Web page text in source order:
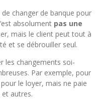
changer de banque pour
absolument pas une
mais le client peut tout à
et se débrouiller seul.
les changements soi-
Par exemple, pour
le loyer, mais ne paie
autres.